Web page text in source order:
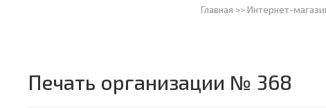
Главная >>Интернет-
Печать организации № 368